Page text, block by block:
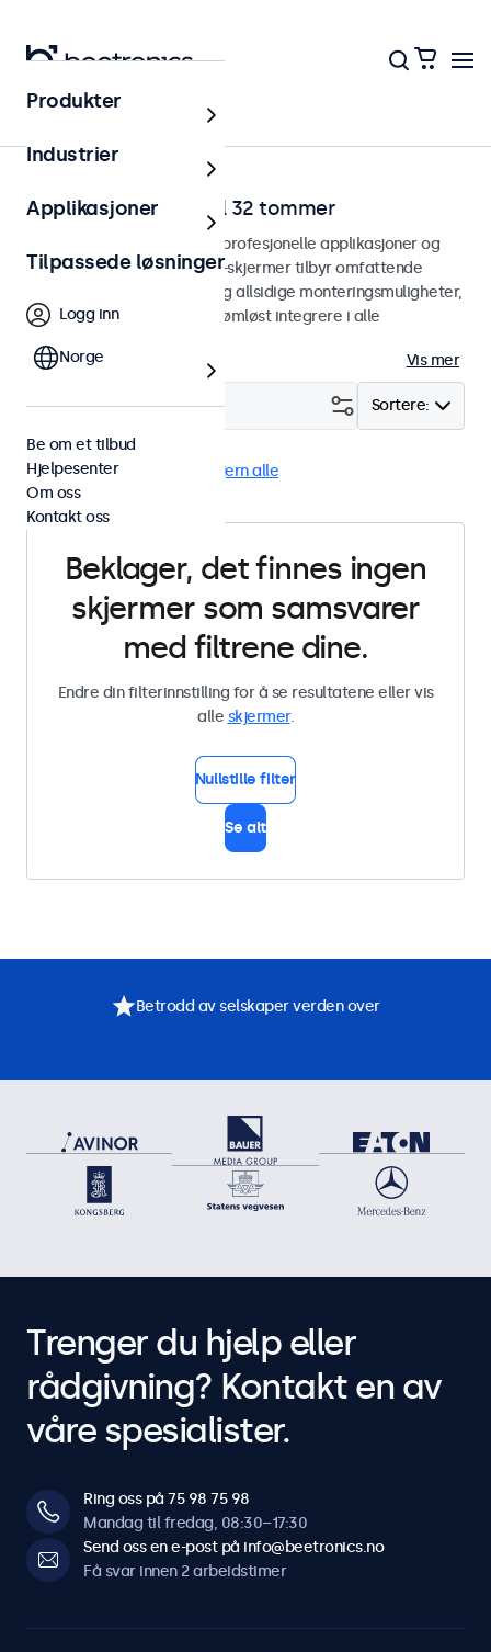
Hjem
VGA-skjermer fra 7 til 32 tommer
VGA-skjermer designet for profesjonelle applikasjoner og
kontinuerlig bruk. Våre VGA-skjermer tilbyr omfattende
konfigurasjonsmuligheter og allsidige monteringsmuligheter,
noe som gjør dem enkle å sømløst integrere i alle
Vis mer
Sortere:
Filter (0)
VGA Støvtett (IP65) Fjern alle
Beklager, det finnes ingen
skjermer som samsvarer
med filtrene dine.
Endre din filterinnstilling for å se resultatene eller vis
alle skjermer.
Nullstille filter
Se alt
Produkter
Industrier
Applikasjoner
Tilpassede løsninger
Logg inn
Norge
Be om et tilbud
Hjelpesenter
Om oss
Kontakt oss
Betrodd av selskaper verden over
Trenger du hjelp eller
rådgivning? Kontakt en av
våre spesialister.
Ring oss på 75 98 75 98
Mandag til fredag, 08:30–17:30
Send oss en e-post på info@beetronics.no
Få svar innen 2 arbeidstimer